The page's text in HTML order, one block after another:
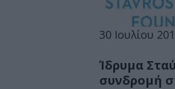
30 Ιουλίου
Ίδρυμα
συνδρομή